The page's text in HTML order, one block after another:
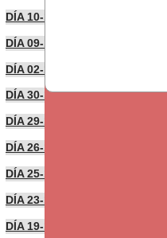
DÍA 10-12-2021
DÍA 09-12-2021
DÍA 02-12-2021
DÍA 30-11-2021
DÍA 29-11-2021
DÍA 26-11-2021
DÍA 25-11-2021
DÍA 23-11-2021
DÍA 19-11-2021